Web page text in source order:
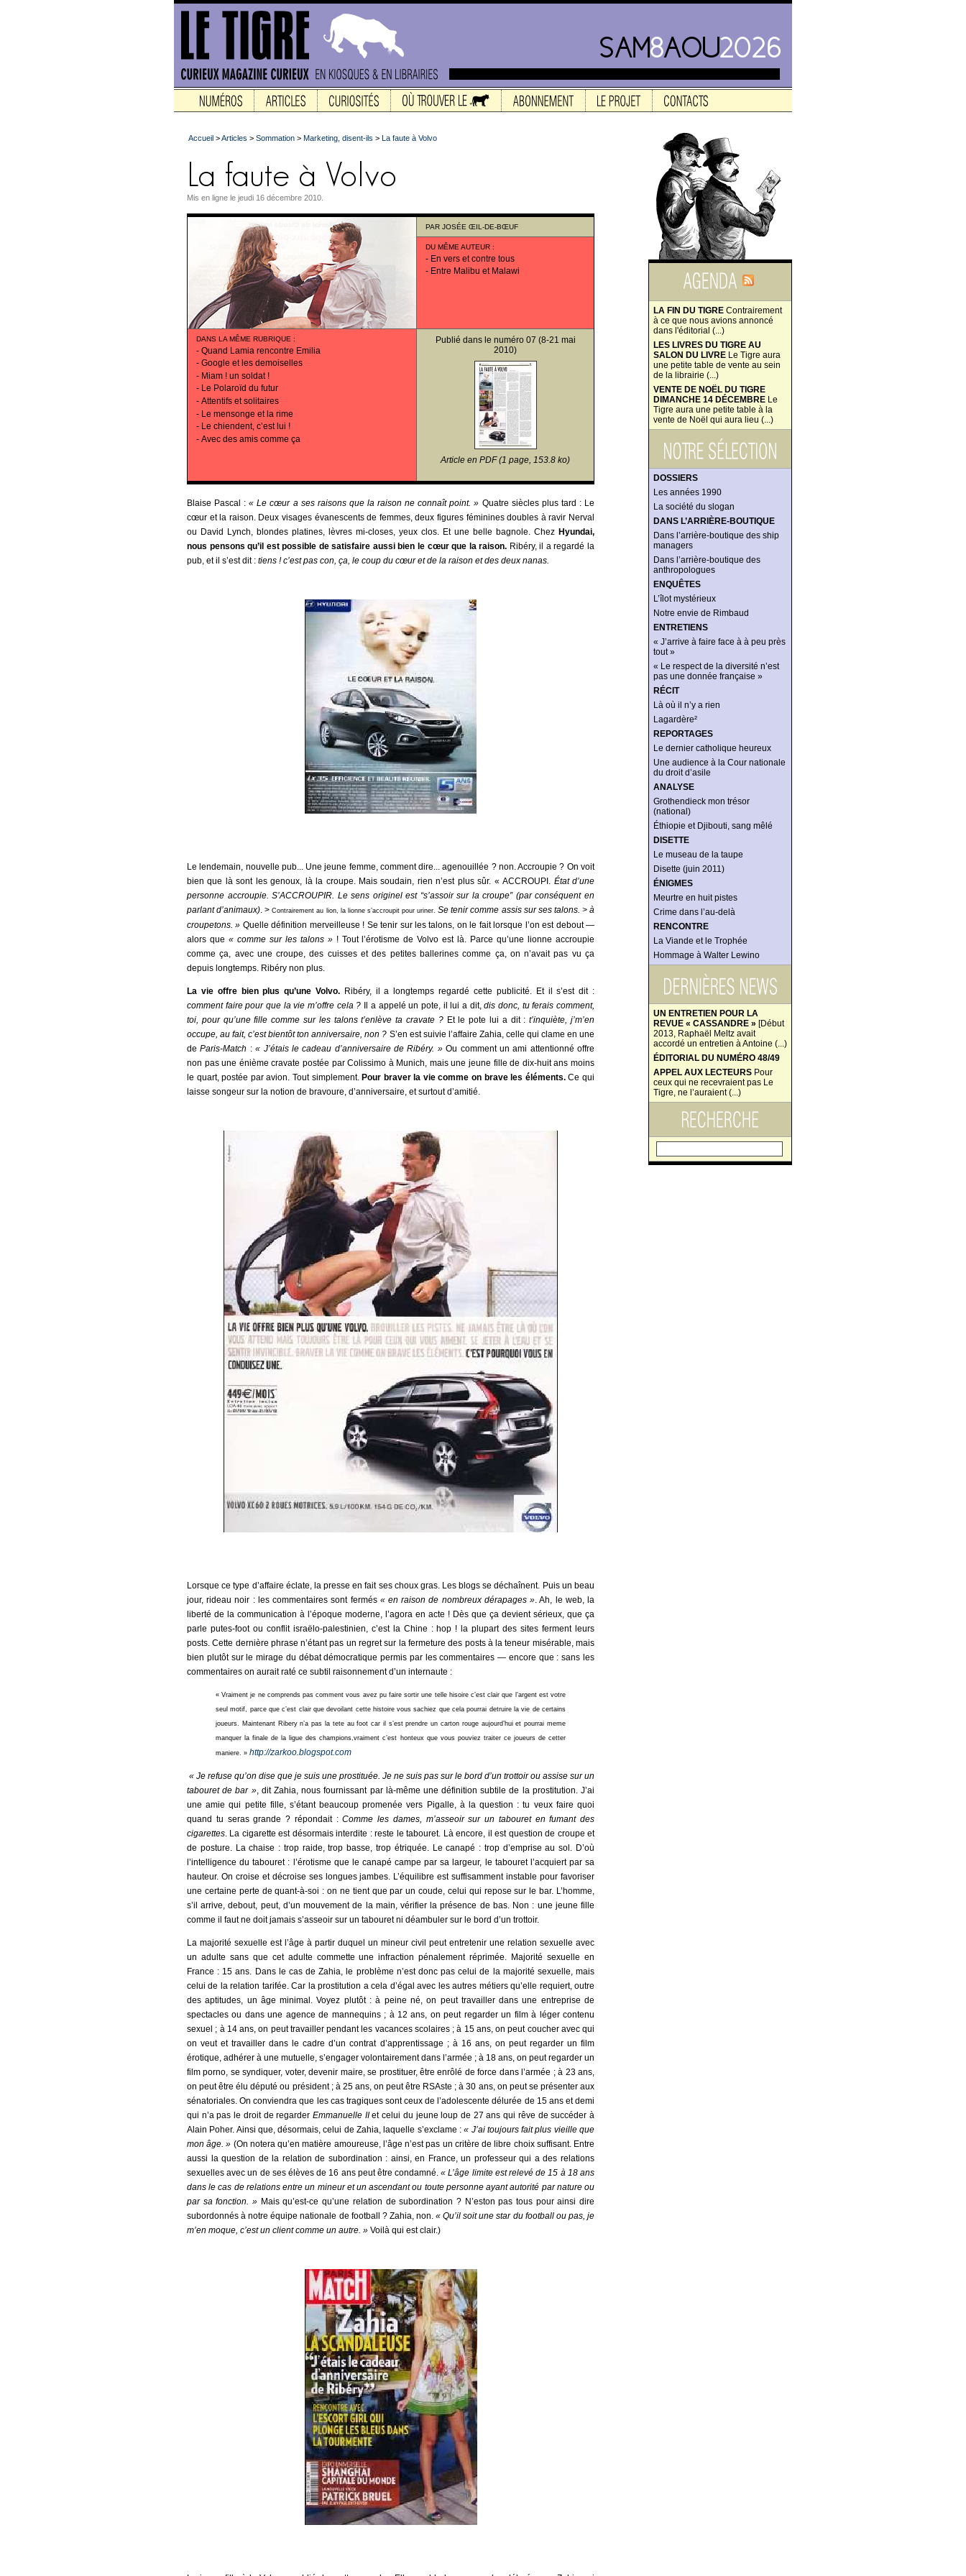
LA FIN DU TIGRE Contrairement
à ce que nous avions annoncé
dans l'éditorial (...)
LES LIVRES DU TIGRE AU
SALON DU LIVRE Le Tigre aura
une petite table de vente au sein
de la librairie (...)
VENTE DE NOËL DU TIGRE
DIMANCHE 14 DÉCEMBRE Le
Tigre aura une petite table à la
vente de Noël qui aura lieu (...)
DOSSIERS
Les années 1990
La société du slogan
DANS L’ARRIÈRE-BOUTIQUE
Dans l’arrière-boutique des ship
managers
Dans l’arrière-boutique des
anthropologues
ENQUÊTES
L’îlot mystérieux
Notre envie de Rimbaud
ENTRETIENS
« J’arrive à faire face à à peu près
tout »
« Le respect de la diversité n’est
pas une donnée française »
RÉCIT
Là où il n’y a rien
Lagardère²
REPORTAGES
Le dernier catholique heureux
Une audience à la Cour nationale
du droit d’asile
ANALYSE
Grothendieck mon trésor
(national)
Éthiopie et Djibouti, sang mêlé
DISETTE
Le museau de la taupe
Disette (juin 2011)
ÉNIGMES
Meurtre en huit pistes
Crime dans l’au-delà
RENCONTRE
La Viande et le Trophée
Hommage à Walter Lewino
UN ENTRETIEN POUR LA
REVUE « CASSANDRE » [Début
2013, Raphaël Meltz avait
accordé un entretien à Antoine (...)
ÉDITORIAL DU NUMÉRO 48/49
APPEL AUX LECTEURS Pour
ceux qui ne recevraient pas Le
Tigre, ne l’auraient (...)
Accueil >Articles > Sommation > Marketing, disent-ils > La faute à Volvo
Mis en ligne le jeudi 16 décembre 2010.
PAR JOSÉE ŒIL-DE-BŒUF
DU MÊME AUTEUR :
- En vers et contre tous
- Entre Malibu et Malawi
DANS LA MÊME RUBRIQUE :
- Quand Lamia rencontre Emilia
- Google et les demoiselles
- Miam ! un soldat !
- Le Polaroïd du futur
- Attentifs et solitaires
- Le mensonge et la rime
- Le chiendent, c’est lui !
- Avec des amis comme ça
Publié dans le numéro 07 (8-21 mai
2010)
Article en PDF (1 page, 153.8 ko)
Blaise Pascal :« Le cœur a ses raisons que la raison ne connaît point. » Quatre siècles plus tard : Le
cœur et la raison. Deux visages évanescents de femmes, deux figures féminines doubles à ravir Nerval
ou David Lynch, blondes platines, lèvres mi-closes, yeux clos. Et une belle bagnole. Chez Hyundai,
nous pensons qu’il est possible de satisfaire aussi bien le cœur que la raison. Ribéry, il a regardé la
pub, et il s’est dit : tiens ! c’est pas con, ça, le coup du cœur et de la raison et des deux nanas.
Le lendemain, nouvelle pub... Une jeune femme, comment dire... agenouillée ? non. Accroupie ? On voit
bien que là sont les genoux, là la croupe. Mais soudain, rien n’est plus sûr. « ACCROUPI. État d’une
personne accroupie. S’ACCROUPIR. Le sens originel est “s’assoir sur la croupe” (par conséquent en
parlant d’animaux). >Contrairement au lion, la lionne s’accroupit pour uriner. Se tenir comme assis sur ses talons. > à
croupetons. » Quelle définition merveilleuse ! Se tenir sur les talons, on le fait lorsque l’on est debout —
alors que « comme sur les talons »! Tout l’érotisme de Volvo est là. Parce qu’une lionne accroupie
comme ça, avec une croupe, des cuisses et des petites ballerines comme ça, on n’avait pas vu ça
depuis longtemps. Ribéry non plus.
La vie offre bien plus qu’une Volvo. Ribéry, il a longtemps regardé cette publicité. Et il s’est dit :
comment faire pour que la vie m’offre cela ? Il a appelé un pote, il lui a dit,dis donc, tu ferais comment,
toi, pour qu’une fille comme sur les talons t’enlève ta cravate ?Et le pote lui a dit : t’inquiète, j’m’en
occupe, au fait, c’est bientôt ton anniversaire, non ? S’en est suivie l’affaire Zahia, celle qui clame en une
de Paris-Match :« J’étais le cadeau d’anniversaire de Ribéry. »Ou comment un ami attentionné offre
non pas une énième cravate postée par Colissimo à Munich, mais une jeune fille de dix-huit ans moins
le quart, postée par avion. Tout simplement. Pour braver la vie comme on brave les éléments.Ce qui
laisse songeur sur la notion de bravoure, d’anniversaire, et surtout d’amitié.
Lorsque ce type d’affaire éclate, la presse en fait ses choux gras. Les blogs se déchaînent. Puis un beau
jour, rideau noir : les commentaires sont fermés « en raison de nombreux dérapages ». Ah, le web, la
liberté de la communication à l’époque moderne, l’agora en acte ! Dès que ça devient sérieux, que ça
parle putes-foot ou conflit israëlo-palestinien, c’est la Chine : hop ! la plupart des sites ferment leurs
posts. Cette dernière phrase n’étant pas un regret sur la fermeture des posts à la teneur misérable, mais
bien plutôt sur le mirage du débat démocratique permis par les commentaires — encore que : sans les
commentaires on aurait raté ce subtil raisonnement d’un internaute :
« Vraiment je ne comprends pas comment vous avez pu faire sortir une telle hisoire c’est clair que l’argent est votre
seul motif, parce que c’est clair que devoilant cette histoire vous sachiez que cela pourrai detruire la vie de certains
joueurs. Maintenant Ribery n’a pas la tete au foot car il s’est prendre un carton rouge aujourd’hui et pourrai meme
manquer la finale de la ligue des champions,vraiment c’est honteux que vous pouviez traiter ce joueurs de cetter
maniere. » http://zarkoo.blogspot.com
« Je refuse qu’on dise que je suis une prostituée. Je ne suis pas sur le bord d’un trottoir ou assise sur un
tabouret de bar », dit Zahia, nous fournissant par là-même une définition subtile de la prostitution. J’ai
une amie qui petite fille, s’étant beaucoup promenée vers Pigalle, à la question : tu veux faire quoi
quand tu seras grande ? répondait :Comme les dames, m’asseoir sur un tabouret en fumant des
cigarettes. La cigarette est désormais interdite : reste le tabouret. Là encore, il est question de croupe et
de posture. La chaise : trop raide, trop basse, trop étriquée. Le canapé : trop d’emprise au sol. D’où
l’intelligence du tabouret : l’érotisme que le canapé campe par sa largeur, le tabouret l’acquiert par sa
hauteur. On croise et décroise ses longues jambes. L’équilibre est suffisamment instable pour favoriser
une certaine perte de quant-à-soi : on ne tient que par un coude, celui qui repose sur le bar. L’homme,
s’il arrive, debout, peut, d’un mouvement de la main, vérifier la présence de bas. Non : une jeune fille
comme il faut ne doit jamais s’asseoir sur un tabouret ni déambuler sur le bord d’un trottoir.
La majorité sexuelle est l’âge à partir duquel un mineur civil peut entretenir une relation sexuelle avec
un adulte sans que cet adulte commette une infraction pénalement réprimée. Majorité sexuelle en
France : 15 ans. Dans le cas de Zahia, le problème n’est donc pas celui de la majorité sexuelle, mais
celui de la relation tarifée. Car la prostitution a cela d’égal avec les autres métiers qu’elle requiert, outre
des aptitudes, un âge minimal. Voyez plutôt : à peine né, on peut travailler dans une entreprise de
spectacles ou dans une agence de mannequins ; à 12 ans, on peut regarder un film à léger contenu
sexuel ; à 14 ans, on peut travailler pendant les vacances scolaires ; à 15 ans, on peut coucher avec qui
on veut et travailler dans le cadre d’un contrat d’apprentissage ; à 16 ans, on peut regarder un film
érotique, adhérer à une mutuelle, s’engager volontairement dans l’armée ; à 18 ans, on peut regarder un
film porno, se syndiquer, voter, devenir maire, se prostituer, être enrôlé de force dans l’armée ; à 23 ans,
on peut être élu député ou président ; à 25 ans, on peut être RSAste ; à 30 ans, on peut se présenter aux
sénatoriales. On conviendra que les cas tragiques sont ceux de l’adolescente délurée de 15 ans et demi
qui n’a pas le droit de regarder Emmanuelle IIet celui du jeune loup de 27 ans qui rêve de succéder à
Alain Poher. Ainsi que, désormais, celui de Zahia, laquelle s’exclame :« J’ai toujours fait plus vieille que
mon âge. » (On notera qu’en matière amoureuse, l’âge n’est pas un critère de libre choix suffisant. Entre
aussi la question de la relation de subordination : ainsi, en France, un professeur qui a des relations
sexuelles avec un de ses élèves de 16 ans peut être condamné.« L’âge limite est relevé de 15 à 18 ans
dans le cas de relations entre un mineur et un ascendant ou toute personne ayant autorité par nature ou
par sa fonction. » Mais qu’est-ce qu’une relation de subordination ? N’eston pas tous pour ainsi dire
subordonnés à notre équipe nationale de football ? Zahia, non.« Qu’il soit une star du football ou pas, je
m’en moque, c’est un client comme un autre. » Voilà qui est clair.)